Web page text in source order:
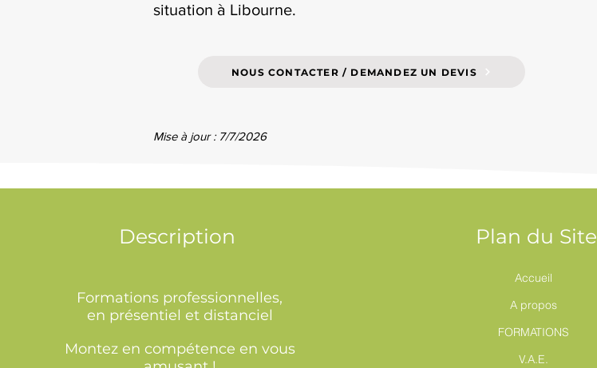
situation à Libourne.
NOUS CONTACTER / DEMANDEZ UN DEVIS
Mise à jour : 7/7/2026
Description
Formations professionnelles,
en présentiel et distanciel
Montez en compétence en vous
Plan du Site
Accueil
A propos
FORMATIONS
V.A.E.